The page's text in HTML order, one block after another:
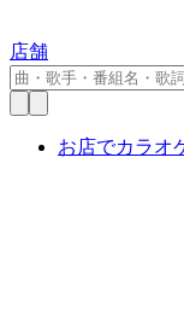
店舗
お店でカラオ